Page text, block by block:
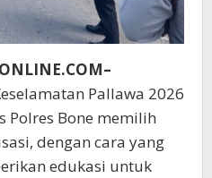
Pallawa 2026
Polres Bone memilih
dengan cara yang
edukasi untuk